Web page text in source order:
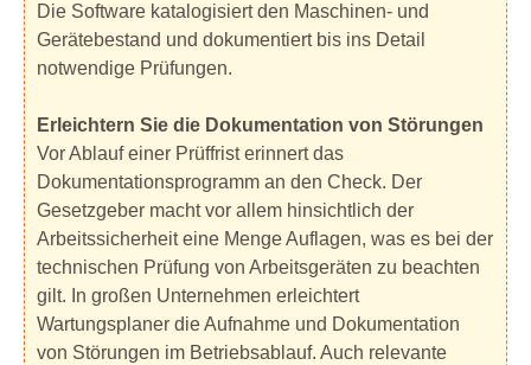
Die Software katalogisiert den Maschinen- und
Gerätebestand und dokumentiert bis ins Detail
notwendige Prüfungen.
Erleichtern Sie die Dokumentation von Störungen
Vor Ablauf einer Prüffrist erinnert das
Dokumentationsprogramm an den Check. Der
Gesetzgeber macht vor allem hinsichtlich der
Arbeitssicherheit eine Menge Auflagen, was es bei der
technischen Prüfung von Arbeitsgeräten zu beachten
gilt. In großen Unternehmen erleichtert
Wartungsplaner die Aufnahme und Dokumentation
von Störungen im Betriebsablauf. Auch relevante